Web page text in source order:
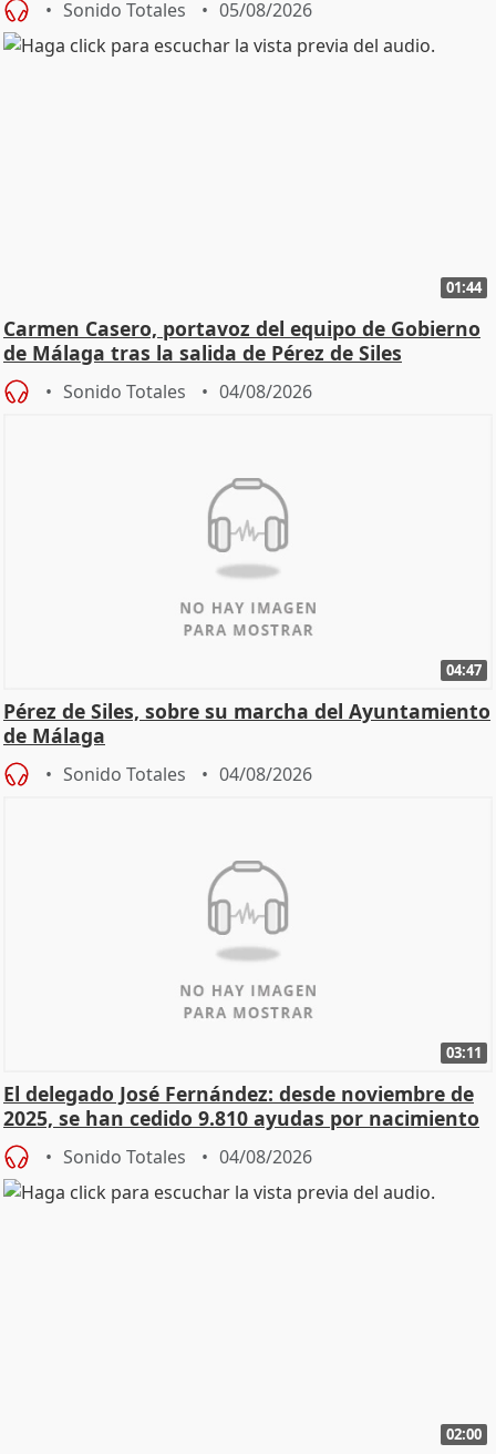
Sonido Totales 05/08/2026
01:44
Carmen Casero, portavoz del equipo de Gobierno
de Málaga tras la salida de Pérez de Siles
Sonido Totales 04/08/2026
04:47
Pérez de Siles, sobre su marcha del Ayuntamiento
de Málaga
Sonido Totales 04/08/2026
03:11
El delegado José Fernández: desde noviembre de
2025, se han cedido 9.810 ayudas por nacimiento
Sonido Totales 04/08/2026
02:00